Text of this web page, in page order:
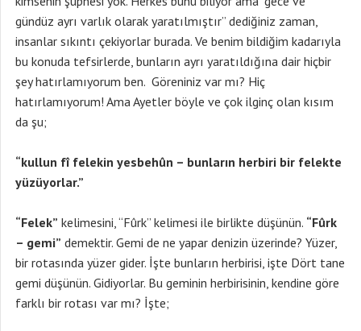
gündüz ayrı varlık olarak yaratılmıştır” dediğiniz zaman,
insanlar sıkıntı çekiyorlar burada. Ve benim bildiğim kadarıyla
bu konuda tefsirlerde, bunların ayrı yaratıldığına dair hiçbir
şey hatırlamıyorum ben. Göreniniz var mı? Hiç
hatırlamıyorum! Ama Ayetler böyle ve çok ilginç olan kısım
da şu;
“kullun fî felekin yesbehûn – bunların herbiri bir felekte
yüzüyorlar.”
“Felek” kelimesini, “Fûrk” kelimesi ile birlikte düşünün. “Fûrk
– gemi” demektir. Gemi de ne yapar denizin üzerinde? Yüzer,
bir rotasında yüzer gider. İşte bunların herbirisi, işte Dört tane
gemi düşünün. Gidiyorlar. Bu geminin herbirisinin, kendine göre
farklı bir rotası var mı? İşte;